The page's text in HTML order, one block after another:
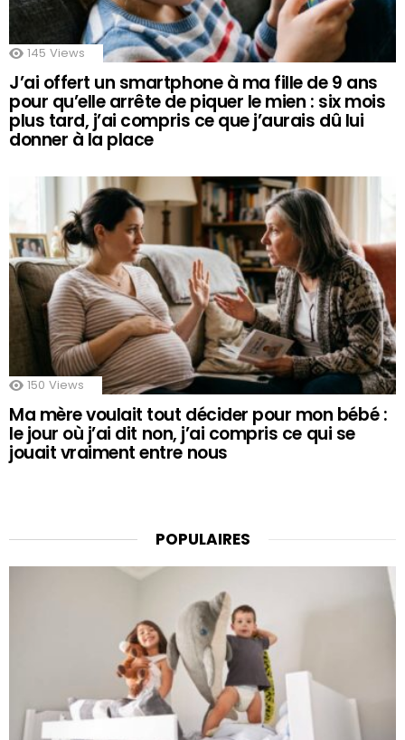
145 Views
J’ai offert un smartphone à ma fille de 9 ans
pour qu’elle arrête de piquer le mien : six mois
plus tard, j’ai compris ce que j’aurais dû lui
donner à la place
150 Views
Ma mère voulait tout décider pour mon bébé :
le jour où j’ai dit non, j’ai compris ce qui se
jouait vraiment entre nous
POPULAIRES